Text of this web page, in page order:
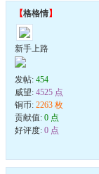
【格格情】
新手上路
发帖: 454
威望: 4525 点
铜币: 2263 枚
贡献值: 0 点
好评度: 0 点